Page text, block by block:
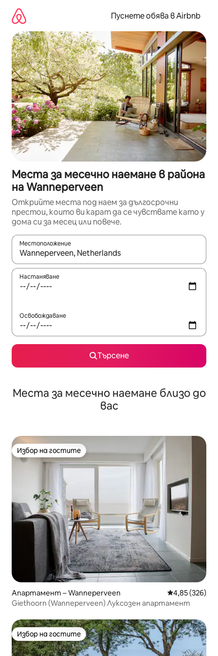
съдържанието
Пуснете обява в Airbnb
Места за месечно наемане в района
на Wanneperveen
Открийте места под наем за дългосрочни
престои, които ви карат да се чувствате като у
дома си за месец или повече.
Местоположение
Когато резултатите се покажат, използвайте
Настаняване
Освобождаване
Търсене
Места за месечно наемане близо до
вас
Избор на гостите
Избор на гостите
Апартамент – Wanneperveen Средна
4,85 (326)
Giethoorn (Wanneperveen) Луксозен апартамент
Избор на гостите
Избор на гостите